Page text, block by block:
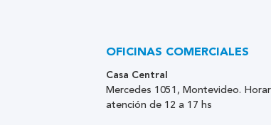
OFICINAS COMERCIALES
Casa Central
Mercedes 1051, Montevideo.
atención de 12 a 17 hs